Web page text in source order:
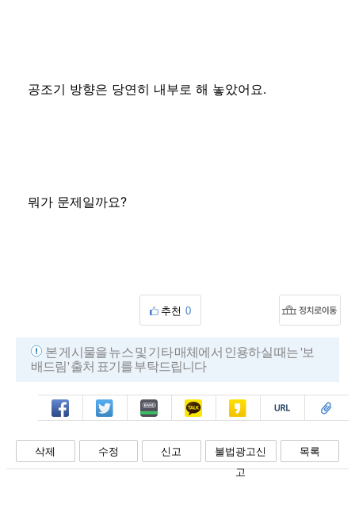
공조기 방향은 당연히 내부로 해 놓았어요.
뭐가 문제일까요?
추천 0
본 게시물을 뉴스 및 기타 매체에서 인용하실 때는 '보
배드림' 출처 표기를 부탁드립니다
페북 트윗 밴드 카톡 카스 복사 스크랩
삭제 수정 신고
불법광고신
고
목록